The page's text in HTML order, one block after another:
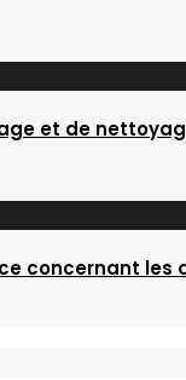
et de
concernant les